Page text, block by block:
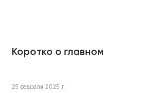
Коротко о главном
25 февраля 2025 г.